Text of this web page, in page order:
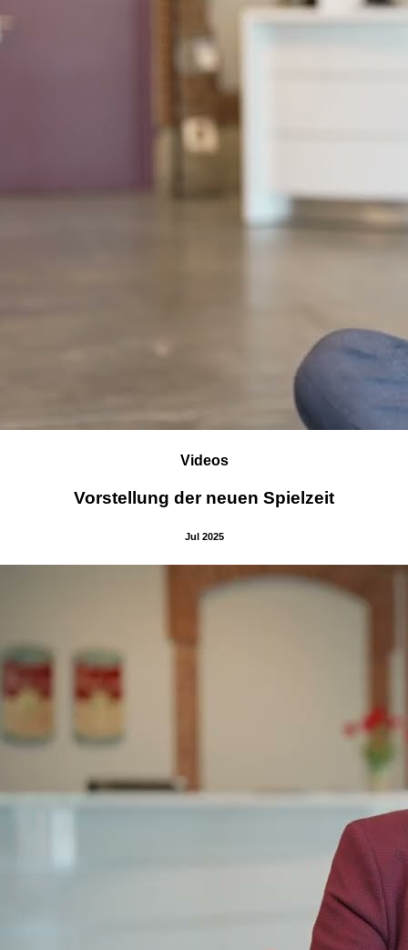
Videos
Vorstellung der neuen Spielzeit
Jul 2025